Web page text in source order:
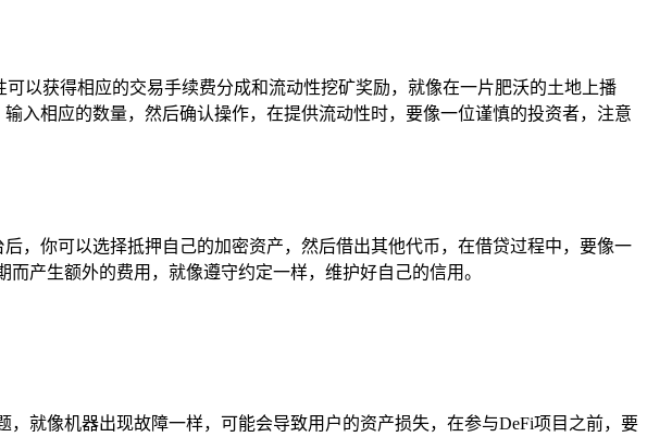
以获得相应的交易手续费分成和流动性挖矿奖励，就像在一片肥沃的土地上播
入相应的数量，然后确认操作，在提供流动性时，要像一位谨慎的投资者，注意
，你可以选择抵押自己的加密资产，然后借出其他代币，在借贷过程中，要像一
产生额外的费用，就像遵守约定一样，维护好自己的信用。
就像机器出现故障一样，可能会导致用户的资产损失，在参与DeFi项目之前，要